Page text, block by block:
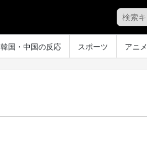
韓国・中国の反応 スポーツ アニ